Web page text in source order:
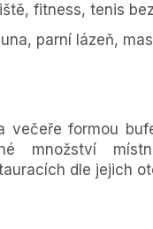
fitness, tenis
parní lázeň,
večeře formou
množství
dle jejich